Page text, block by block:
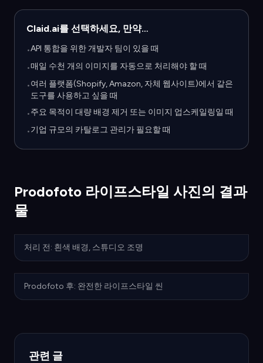
Claid.ai를 선택하세요, 만약…
•API 통합을 위한 개발자 팀이 있을 때
•매일 수천 개의 이미지를 자동으로 처리해야 할 때
•여러 플랫폼(Shopify, Amazon, 자체 웹사이트)에서 같은
도구를 사용하고 싶을 때
•주요 목적이 대량 배경 제거 또는 이미지 업스케일링일 때
•기업 규모의 카탈로그 관리가 필요할 때
Prodofoto 라이프스타일 사진의 결과
물
처리 전: 흰색 배경, 스튜디오 조명
Prodofoto 후: 완전한 라이프스타일 씬
관련 글